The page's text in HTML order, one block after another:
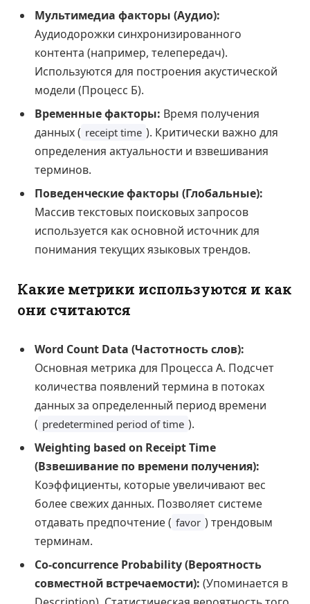
Мультимедиа факторы (Аудио):
Аудиодорожки синхронизированного
контента (например, телепередач).
Используются для построения акустической
модели (Процесс Б).
Временные факторы: Время получения
данных ( receipt time ). Критически важно для
определения актуальности и взвешивания
терминов.
Поведенческие факторы (Глобальные):
Массив текстовых поисковых запросов
используется как основной источник для
понимания текущих языковых трендов.
Какие метрики используются и как
они считаются
Word Count Data (Частотность слов):
Основная метрика для Процесса А. Подсчет
количества появлений термина в потоках
данных за определенный период времени
( predetermined period of time ).
Weighting based on Receipt Time
(Взвешивание по времени получения):
Коэффициенты, которые увеличивают вес
более свежих данных. Позволяет системе
отдавать предпочтение ( favor ) трендовым
терминам.
Co-concurrence Probability (Вероятность
совместной встречаемости): (Упоминается в